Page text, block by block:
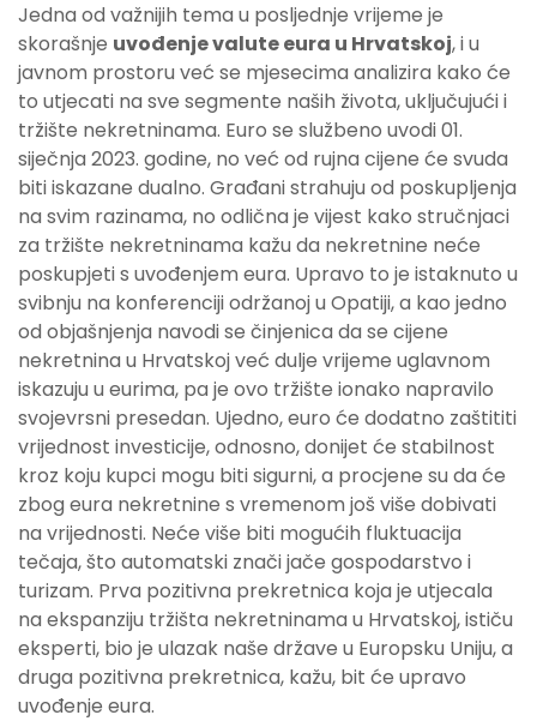
Jedna od važnijih tema u posljednje vrijeme je
skorašnje uvođenje valute eura u Hrvatskoj, i u
javnom prostoru već se mjesecima analizira kako će
to utjecati na sve segmente naših života, uključujući i
tržište nekretninama. Euro se službeno uvodi 01.
siječnja 2023. godine, no već od rujna cijene će svuda
biti iskazane dualno. Građani strahuju od poskupljenja
na svim razinama, no odlična je vijest kako stručnjaci
za tržište nekretninama kažu da nekretnine neće
poskupjeti s uvođenjem eura. Upravo to je istaknuto u
svibnju na konferenciji održanoj u Opatiji, a kao jedno
od objašnjenja navodi se činjenica da se cijene
nekretnina u Hrvatskoj već dulje vrijeme uglavnom
iskazuju u eurima, pa je ovo tržište ionako napravilo
svojevrsni presedan. Ujedno, euro će dodatno zaštititi
vrijednost investicije, odnosno, donijet će stabilnost
kroz koju kupci mogu biti sigurni, a procjene su da će
zbog eura nekretnine s vremenom još više dobivati
na vrijednosti. Neće više biti mogućih fluktuacija
tečaja, što automatski znači jače gospodarstvo i
turizam. Prva pozitivna prekretnica koja je utjecala
na ekspanziju tržišta nekretninama u Hrvatskoj, ističu
eksperti, bio je ulazak naše države u Europsku Uniju, a
druga pozitivna prekretnica, kažu, bit će upravo
uvođenje eura.